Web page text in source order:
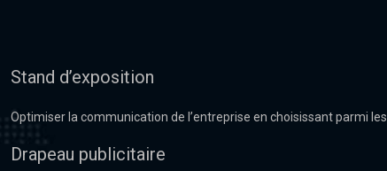
Stand d’exposition
Optimiser la communication de l’entreprise en choisissant parmi
Drapeau publicitaire